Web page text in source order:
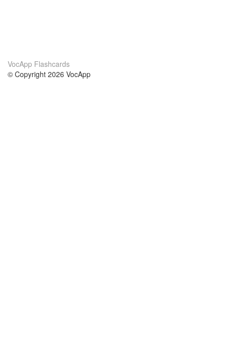
VocApp Flashcards
© Copyright 2026 VocApp